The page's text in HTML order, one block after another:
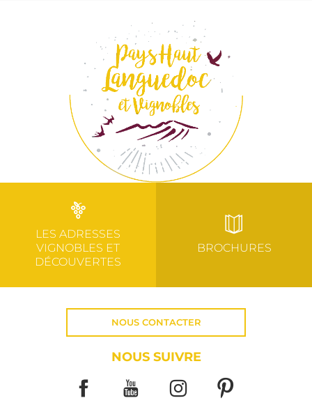
LES ADRESSES
VIGNOBLES ET
DÉCOUVERTES
BROCHURES
NOUS CONTACTER
NOUS SUIVRE